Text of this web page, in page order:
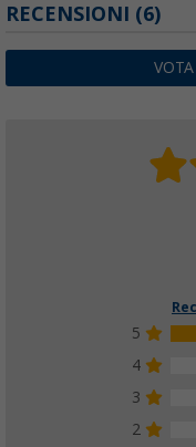
RECENSIONI (6)
5
4
3
2